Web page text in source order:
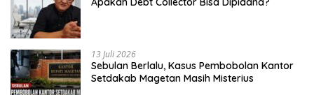
13 Juli 2026
Sebulan Berlalu, Kasus Pembobolan Kantor
Setdakab Magetan Masih Misterius